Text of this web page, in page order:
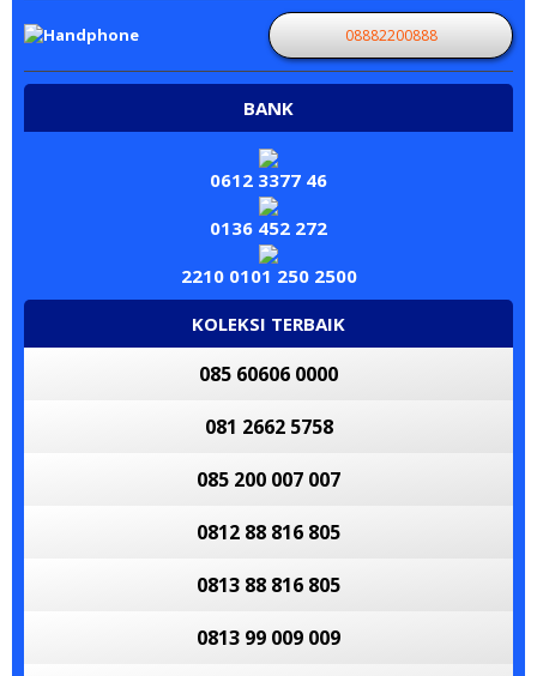
08882200888
BANK
0612 3377 46
0136 452 272
2210 0101 250 2500
KOLEKSI TERBAIK
085 60606 0000
081 2662 5758
085 200 007 007
0812 88 816 805
0813 88 816 805
0813 99 009 009